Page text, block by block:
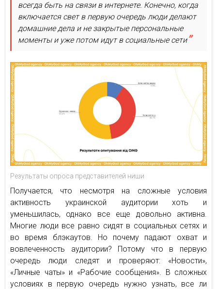
всегда быть на связи в интернете. Конечно, когда
включается свет в первую очередь люди делают
домашние дела и не закрытые персональные
моменты и уже потом идут в социальные сети
Результаты опроса представителей ниши
Получается, что несмотря на сложные условия
активность украинской аудитории хоть и
уменьшилась, однако все еще довольно активна.
Многие люди все равно сидят в социальных сетях и
во время блэкаутов. Но почему падают охват и
вовлеченность аудитории? Потому что в первую
очередь люди следят и проверяют: «Новости»,
«Личные чаты» и «Рабочие сообщения». В сложных
условиях в первую очередь нужно узнать, все ли